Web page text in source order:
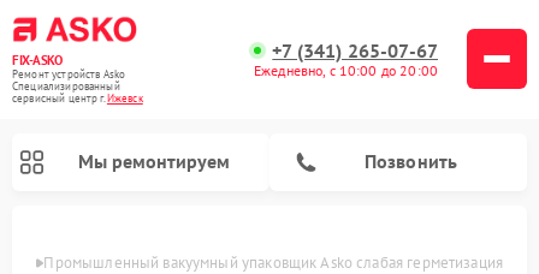
FIX-ASKO
Ремонт устройств Asko
Специализированный
cервисный центр г.Ижевск
+7 (341) 265-07-67
Ежедневно, с 10:00 до 20:00
Мы ремонтируем Позвонить
Промышленный вакуумный упаковщик Asko слабая герметизация